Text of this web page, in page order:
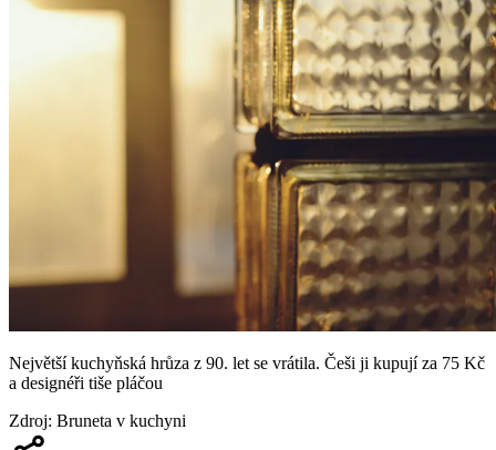
Největší kuchyňská hrůza z 90. let se vrátila. Češi ji kupují za 75 Kč
a designéři tiše pláčou
Zdroj: Bruneta v kuchyni